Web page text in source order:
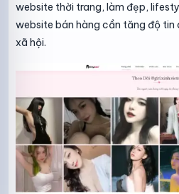
website thời trang, làm đẹp,
website bán hàng cần tăng độ
xã hội.